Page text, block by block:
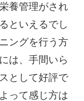
養管理がされ
といえるでし
ングを行う方
は、手間いら
として好評で
って感じ方は